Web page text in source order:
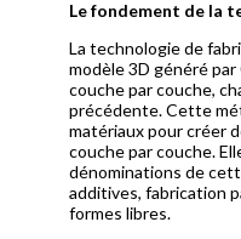
Le fondement de la
La technologie de
modèle 3D généré
couche par couche,
précédente. Cette
matériaux pour créer
couche par couche.
dénominations de
additives, fabrication
formes libres.